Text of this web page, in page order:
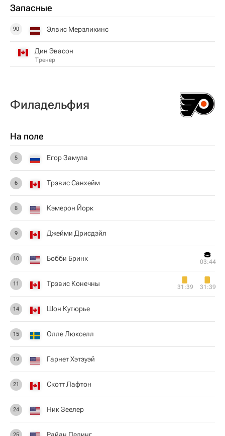
Запасные
90 Элвис Мерзликинс
Дин Эвасон
Тренер
Филадельфия
На поле
5 Егор Замула
6 Трэвис Санхейм
8 Кэмерон Йорк
9 Джейми Дрисдэйл
10 Бобби Бринк 03:44
11 Трэвис Конечны 31:39 31:39
14 Шон Кутюрье
15 Олле Люкселл
19 Гарнет Хэтэуэй
21 Скотт Лафтон
24 Ник Зеелер
25